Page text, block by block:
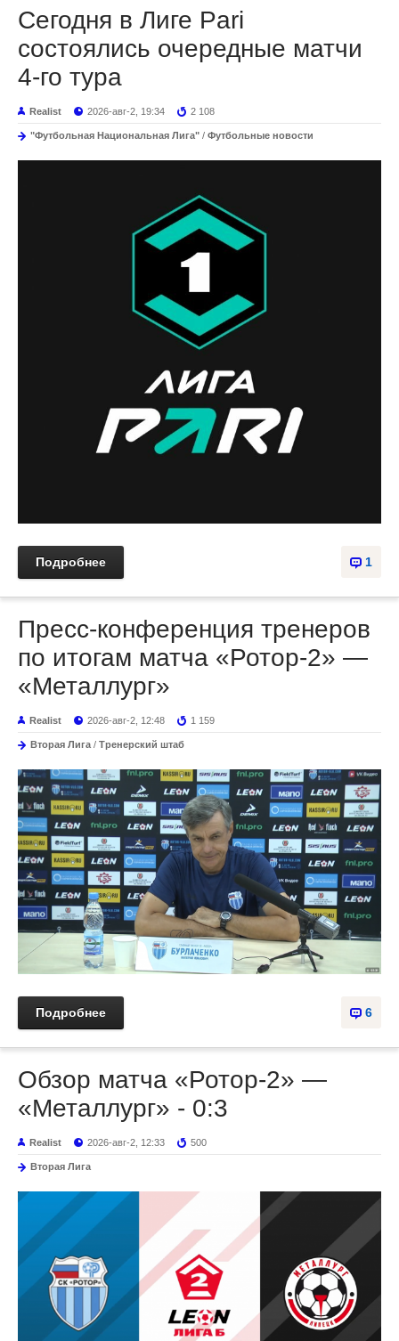
Сегодня в Лиге Pari
состоялись очередные матчи
4-го тура
Realist 2026-авг-2, 19:34 2 108
"Футбольная Национальная Лига" / Футбольные новости
1
Подробнее
Пресс-конференция тренеров
по итогам матча «Ротор-2» —
«Металлург»
Realist 2026-авг-2, 12:48 1 159
Вторая Лига / Тренерский штаб
6
Подробнее
Обзор матча «Ротор-2» —
«Металлург» - 0:3
Realist 2026-авг-2, 12:33 500
Вторая Лига